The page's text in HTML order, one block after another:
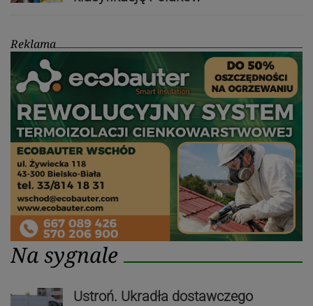
Reklama
Na sygnale
Ustroń. Ukradła dostawczego